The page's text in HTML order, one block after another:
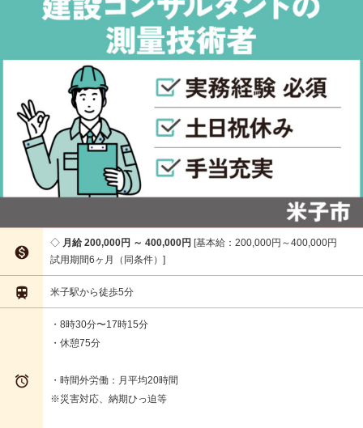

月給 200,000円 ～ 400,000円 基本給：200,000円～400,000円
試用期間6ヶ月（同条件）
 米子駅から徒歩5分

・8時30分〜17時15分
・休憩75分
・時間外労働：月平均20時間
※災害対応、納期ひっ迫等